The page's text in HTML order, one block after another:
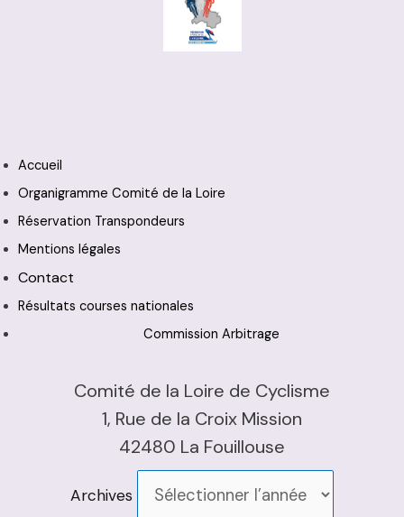
Accueil
Organigramme Comité de la Loire
Réservation Transpondeurs
Mentions légales
Contact
Résultats courses nationales
Commission Arbitrage
Comité de la Loire de Cyclisme
1, Rue de la Croix Mission
42480 La Fouillouse
Archives